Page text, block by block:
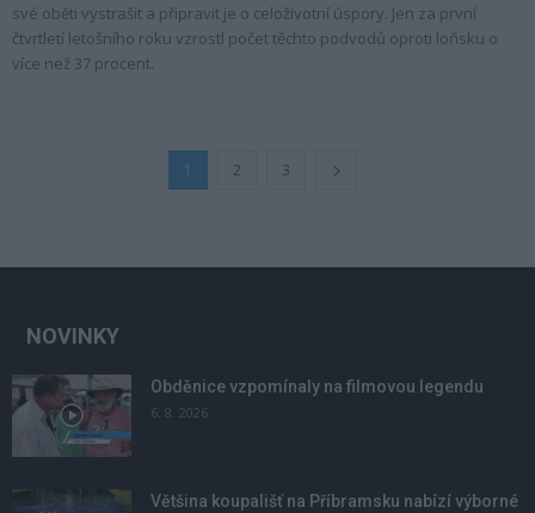
své oběti vystrašit a připravit je o celoživotní úspory. Jen za první
čtvrtletí letošního roku vzrostl počet těchto podvodů oproti loňsku o
více než 37 procent.
1 2 3
NOVINKY
Obděnice vzpomínaly na filmovou legendu
6. 8. 2026
Většina koupališť na Příbramsku nabízí výborné